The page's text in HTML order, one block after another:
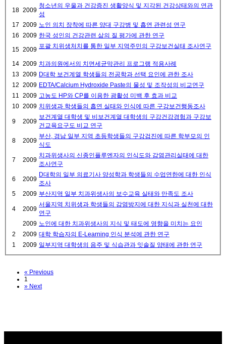
18 2009
청소년의 우울과 건강증진 생활양식 및 지각된 건강상태와의 연관
성
17 2009 노인 의치 장착에 따른 양대 구강병 및 흡연 관련성 연구
16 2009 한국 성인의 건강관련 삶의 질 평가에 관한 연구
15 2009 포괄 치위생처치를 통한 일부 지역주민의 구강보건실태 조사연구
14 2009 치과의원에서의 치면세균막관리 프로그램 적용사례
13 2009 D대학 보건계열 학생들의 전공학과 선택 요인에 관한 조사
12 2009 EDTA/Calcium Hydroxide Paste의 물성 및 조작성의 비교연구
11
2009 고농도 HP와 CP를 이용한 광활성 미백 후 효과 비교
10 2009 치위생과 학생들의 흡연 실태와 인식에 따른 구강보건행동조사
9 2009
보건계열 대학생 및 비보건계열 대학생의 구강건강경험과 구강보
건교육요구도 비교 연구
8 2009
부산, 경남 일부 지역 초등학생들의 구강검진에 따른 학부모의 인
식도
7 2009
치과위생사의 신종인플루엔자의 인식도와 감염관리실태에 대한
조사연구
6 2009
D대학의 일부 의료기사 양성학과 학생들의 수업연한에 대한 인식
조사
5
2009 부산지역 일부 치과위생사의 보수교육 실태와 만족도 조사
4 2009
서울지역 치위생과 학생들의 감염방지에 대한 지식과 실천에 대한
연구
2009 노인에 대한 치과위생사의 지식 및 태도에 영향을 미치는 요인
2
2009 대학 학습자의 E-Learning 인식 분석에 관한 연구
1
2009 일부지역 대학생의 음주 및 식습관과 잇솔질 양태에 관한 연구
« Previous
1
» Next